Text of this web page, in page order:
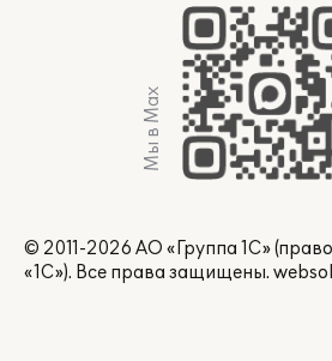
Мы в Max
© 2011-2026 АО «Группа 1С»
«1С»). Все права защищены.